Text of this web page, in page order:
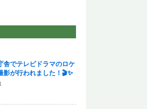
舎でテレビドラマのロケ
影が行われました！🎬✨